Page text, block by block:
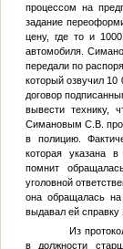
процессом на
задание
цену, где то и
автомобиля.
передали по
который озвучил 10
договор
вывести технику,
Симановым С.В.
в полицию.
которая указана
помнит
уголовной
она обращалась на
выдавал ей
Из
в должности